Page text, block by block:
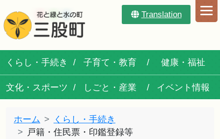
Translation
くらし・手続き 子育て・教育 健康・福祉
文化・スポーツ しごと・産業 イベント情報
ホーム
くらし・手続き
戸籍・住民票・印鑑登録等